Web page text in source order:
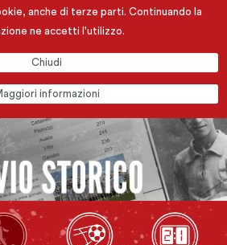
anche di terze parti. Continuando la
ne accetti l'utilizzo.
Chiudi
informazioni